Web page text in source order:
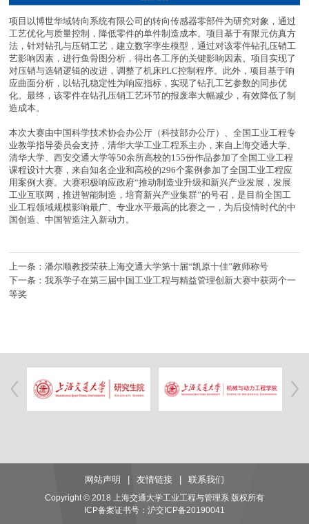
项目以博世华域转向系统有限公司的转向传感器零部件为研究对象，通过
工艺优化与质量控制，降低零件的单件制造成本。项目基于有限元仿真方
法，针对钻孔与压销工艺，建立数字孪生模型，通过对该零件钻孔压销工
艺影响因素，进行鱼骨图分析，得出各工序的关键影响因素。项目实现了
对压销与选销逻辑的改进，调整了机床PLC控制程序。此外，项目基于响
应曲面分析，以钻孔稳定性为响应指标，实现了钻孔工艺参数的同步优
化。最终，该零件在钻孔压销工艺环节的报废率大幅减少，有效降低了制
造成本。
本次大赛由中国科学技术协会办公厅（科技部办公厅）、全国工业工程专
业教学指导委员会支持，清华大学工业工程系主办，来自上海交通大学、
清华大学、西安交通大学等50余所高校的155份作品参加了全国工业工程
课程设计大赛，来自知名企业和高校的296个案例参加了全国工业工程应
用案例大赛。大赛积极响应政府“推动制造业升级和新兴产业发展，发展
工业互联网，推进智能制造，培育新兴产业集群”的号召，是目前全国工
业工程领域规模影响最广、专业水平最高的比赛之一，为后疫情时代的中
国创造、中国智造注入新动力。
上一条：潘尔顺教授荣获上海交通大学第十届“凯原十佳”教师称号
下一条：我系学子在第三届中国工业工程与精益管理创新大赛中获两个一
等奖
网站声明 | 友情链接 | 联系我们
Copyright © 2018 上海交通大学工业工程与管理系 版权所有
ICP备案证书号： 沪交ICP备20190041